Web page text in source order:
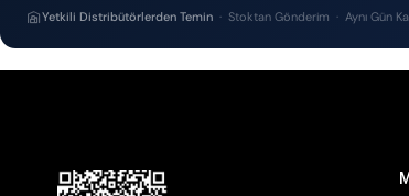
Yetkili Distribütörlerden Temin · Stoktan Gönderim · Aynı Gün